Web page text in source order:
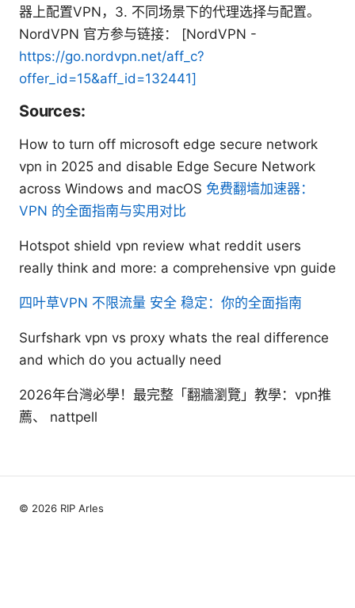
器上配置VPN，3. 不同场景下的代理选择与配置。
NordVPN 官方参与链接： [NordVPN -
https://go.nordvpn.net/aff_c?
offer_id=15&aff_id=132441]
Sources:
How to turn off microsoft edge secure network
vpn in 2025 and disable Edge Secure Network
across Windows and macOS 免费翻墙加速器：
VPN 的全面指南与实用对比
Hotspot shield vpn review what reddit users
really think and more: a comprehensive vpn guide
四叶草VPN 不限流量 安全 稳定：你的全面指南
Surfshark vpn vs proxy whats the real difference
and which do you actually need
2026年台灣必學！最完整「翻牆瀏覽」教學：vpn推
薦、 nattpell
© 2026 RIP Arles